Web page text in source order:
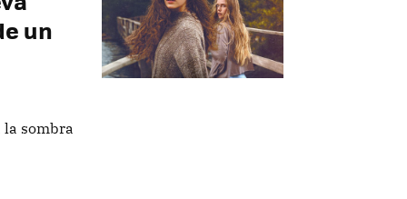
un
sombra